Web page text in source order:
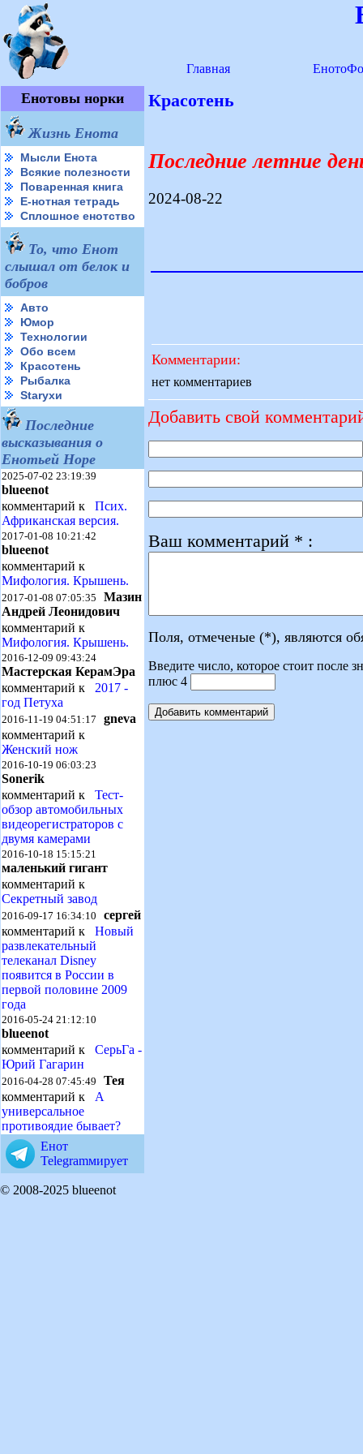
Главная
Енотовы норки
Жизнь Енота
Мысли Енота
Всякие полезности
Поваренная книга
Е-нотная тетрадь
Сплошное енотство
То, что Енот
слышал от белок и
бобров
Авто
Юмор
Технологии
Обо всем
Красотень
Рыбалка
Starухи
Последние
высказывания о
Енотьей Норе
2025-07-02 23:19:39
blueenot
комментарий к Псих.
Африканская версия.
2017-01-08 10:21:42
blueenot
комментарий к
Мифология. Крышень.
2017-01-08 07:05:35 Мазин
Андрей Леонидович
комментарий к
Мифология. Крышень.
2016-12-09 09:43:24
Мастерская КерамЭра
комментарий к 2017 -
год Петуха
2016-11-19 04:51:17 gneva
комментарий к
Женский нож
2016-10-19 06:03:23
Sonerik
комментарий к Тест-
обзор автомобильных
видеорегистраторов с
двумя камерами
2016-10-18 15:15:21
маленький гигант
комментарий к
Секретный завод
2016-09-17 16:34:10 сергей
комментарий к Новый
развлекательный
телеканал Disney
появится в России в
первой половине 2009
года
2016-05-24 21:12:10
blueenot
комментарий к СерьГа -
Юрий Гагарин
2016-04-28 07:45:49 Тея
комментарий к А
универсальное
противоядие бывает?
Енот
Telegramмирует
Красотень
Последние летние
2024-08-22
Комментарии:
нет комментариев
Добавить свой
Ваш комментарий * :
Поля, отмеченые (*), являются
Введите число, которое стоит после
плюс 4
© 2008-2025 blueenot